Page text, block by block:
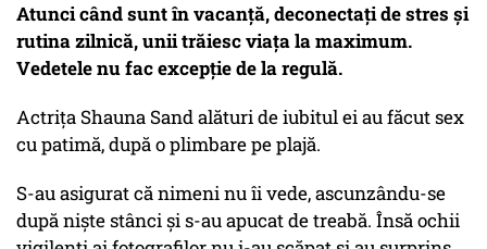
Atunci când sunt în vacanţă, deconectaţi de stres şi
rutina zilnică, unii trăiesc viaţa la maximum.
Vedetele nu fac excepţie de la regulă.
Actriţa Shauna Sand alături de iubitul ei au făcut sex
cu patimă, după o plimbare pe plajă.
S-au asigurat că nimeni nu îi vede, ascunzându-se
după nişte stânci şi s-au apucat de treabă. Însă ochii